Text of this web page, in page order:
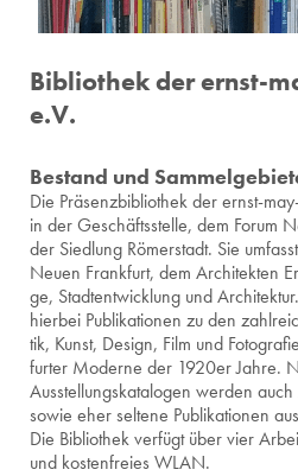
Bibliothek der ernst-
e.V.
Bestand und
Die Prä­senz­bi­blio­thek der ernst-
in der Ge­schäfts­stel­le, dem Forum
der Sied­lung Rö­mer­stadt. Sie
Neuen Frank­furt, dem Ar­chi­tek­ten
ge, Stadt­ent­wick­lung und
hier­bei Pu­bli­ka­tio­nen zu den
tik, Kunst, De­sign, Film und
fur­ter Mo­der­ne der 1920er Jahre.
Aus­stel­lungs­ka­ta­lo­gen wer­den
sowie eher sel­te­ne Pu­bli­ka­tio­nen
Die Bi­blio­thek ver­fügt über vier
und kos­ten­frei­es WLAN.